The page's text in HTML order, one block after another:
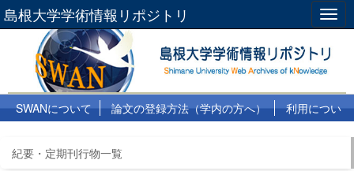
島根大学学術情報リポジトリ
SWANについて 論文の登録方法（学内の方へ）
利用につい
紀要・定期刊行物一覧